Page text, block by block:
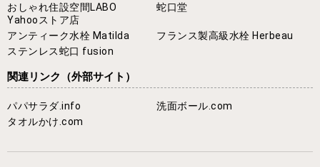
おしゃれ住設空間LABO
Yahooストア店
蛇口堂
アンティーク水栓 Matilda
フランス製高級水栓 Herbeau
ステンレス蛇口 fusion
関連リンク （外部サイト）
パパサラダ.info
洗面ボール.com
タオルかけ.com